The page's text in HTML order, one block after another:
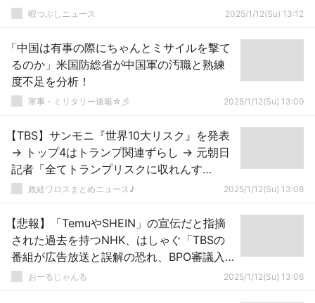
暇つぶしニュース 2025/1/12(Su) 13:12
「中国は有事の際にちゃんとミサイルを撃て
るのか」米国防総省が中国軍の汚職と熟練
度不足を分析！
軍事・ミリタリー速報☆彡 2025/1/12(Su) 13:09
【TBS】サンモニ『世界10大リスク』を発表
→ トップ4はトランプ関連ずらし → 元朝日
記者「全てトランプリスクに収れんす
る！！！」ｗｗｗｗｗｗｗｗｗｗｗｗｗｗ
政経ワロスまとめニュース♪ 2025/1/12(Su) 13:08
【悲報】「TemuやSHEIN」の宣伝だと指摘
された過去を持つNHK、はしゃぐ「TBSの
番組が広告放送と誤解の恐れ、BPO審議入
りです！」
おーるじゃんる 2025/1/12(Su) 13:06